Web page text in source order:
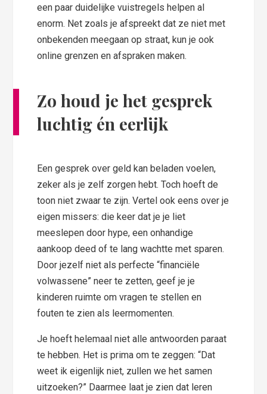
een paar duidelijke vuistregels helpen al
enorm. Net zoals je afspreekt dat ze niet met
onbekenden meegaan op straat, kun je ook
online grenzen en afspraken maken.
Zo houd je het gesprek
luchtig én eerlijk
Een gesprek over geld kan beladen voelen,
zeker als je zelf zorgen hebt. Toch hoeft de
toon niet zwaar te zijn. Vertel ook eens over je
eigen missers: die keer dat je je liet
meeslepen door hype, een onhandige
aankoop deed of te lang wachtte met sparen.
Door jezelf niet als perfecte “financiële
volwassene” neer te zetten, geef je je
kinderen ruimte om vragen te stellen en
fouten te zien als leermomenten.
Je hoeft helemaal niet alle antwoorden paraat
te hebben. Het is prima om te zeggen: “Dat
weet ik eigenlijk niet, zullen we het samen
uitzoeken?” Daarmee laat je zien dat leren